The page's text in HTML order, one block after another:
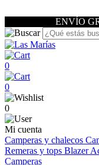
ENVÍO
0
0
0
Mi cuenta
Camperas y chalecos
Remeras y tops Blazer
Camperas